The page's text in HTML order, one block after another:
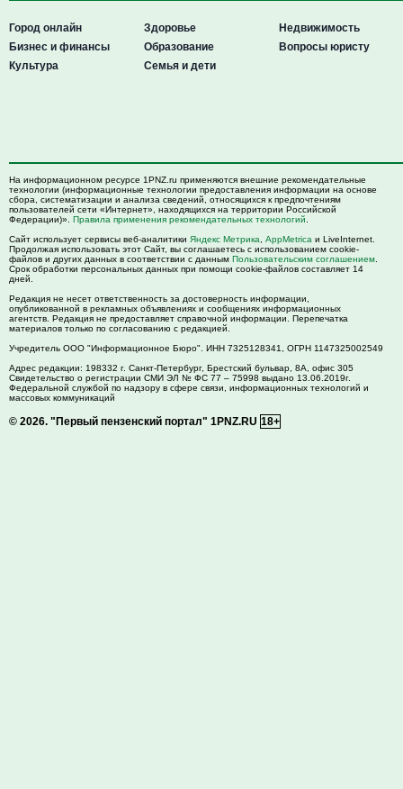
Город онлайн
Бизнес и финансы
Культура
Здоровье
Образование
Семья и дети
Недвижимость
Вопросы юристу
На информационном ресурсе 1PNZ.ru применяются внешние рекомендательные
технологии (информационные технологии предоставления информации на основе
сбора, систематизации и анализа сведений, относящихся к предпочтениям
пользователей сети «Интернет», находящихся на территории Российской
Федерации)». Правила применения рекомендательных технологий
Сайт использует сервисы веб-аналитики Яндекс Метрика AppMetrica и LiveInternet.
Продолжая использовать этот Сайт, вы соглашаетесь с использованием cookie-
файлов и других данных в соответствии с данным Пользовательским соглашением
Срок обработки персональных данных при помощи cookie-файлов составляет 14
дней.
Редакция не несет ответственность за достоверность информации,
опубликованной в рекламных объявлениях и сообщениях информационных
агентств. Редакция не предоставляет справочной информации. Перепечатка
материалов только по согласованию с редакцией.
Учредитель ООО "Информационное Бюро". ИНН 7325128341, ОГРН 1147325002549
Адрес редакции: 198332 г. Санкт-Петербург, Брестский бульвар, 8А, офис 305
Свидетельство о регистрации СМИ ЭЛ № ФС 77 – 75998 выдано 13.06.2019г.
Федеральной службой по надзору в сфере связи, информационных технологий и
массовых коммуникаций
© 2026. "Первый пензенский портал" 1PNZ.RU 18+